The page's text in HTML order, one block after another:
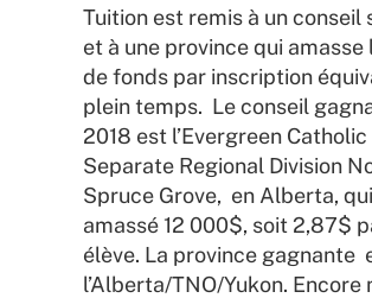
Tuition est remis à un conseil
et à une province qui amasse
de fonds par inscription
plein temps. Le conseil
2018 est l’Evergreen Catholic
Separate Regional Division
Spruce Grove, en Alberta,
amassé 12 000$, soit 2,87$
élève. La province gagnante
l’Alberta/TNO/Yukon. Encore